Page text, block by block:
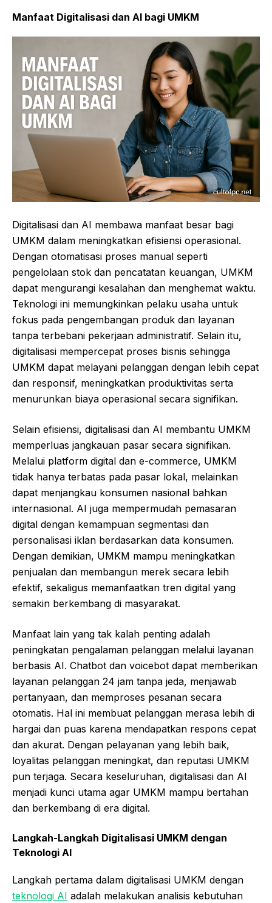
Manfaat Digitalisasi dan AI bagi UMKM
Digitalisasi dan AI membawa manfaat besar bagi
UMKM dalam meningkatkan efisiensi operasional.
Dengan otomatisasi proses manual seperti
pengelolaan stok dan pencatatan keuangan, UMKM
dapat mengurangi kesalahan dan menghemat waktu.
Teknologi ini memungkinkan pelaku usaha untuk
fokus pada pengembangan produk dan layanan
tanpa terbebani pekerjaan administratif. Selain itu,
digitalisasi mempercepat proses bisnis sehingga
UMKM dapat melayani pelanggan dengan lebih cepat
dan responsif, meningkatkan produktivitas serta
menurunkan biaya operasional secara signifikan.
Selain efisiensi, digitalisasi dan AI membantu UMKM
memperluas jangkauan pasar secara signifikan.
Melalui platform digital dan e-commerce, UMKM
tidak hanya terbatas pada pasar lokal, melainkan
dapat menjangkau konsumen nasional bahkan
internasional. AI juga mempermudah pemasaran
digital dengan kemampuan segmentasi dan
personalisasi iklan berdasarkan data konsumen.
Dengan demikian, UMKM mampu meningkatkan
penjualan dan membangun merek secara lebih
efektif, sekaligus memanfaatkan tren digital yang
semakin berkembang di masyarakat.
Manfaat lain yang tak kalah penting adalah
peningkatan pengalaman pelanggan melalui layanan
berbasis AI. Chatbot dan voicebot dapat memberikan
layanan pelanggan 24 jam tanpa jeda, menjawab
pertanyaan, dan memproses pesanan secara
otomatis. Hal ini membuat pelanggan merasa lebih di
hargai dan puas karena mendapatkan respons cepat
dan akurat. Dengan pelayanan yang lebih baik,
loyalitas pelanggan meningkat, dan reputasi UMKM
pun terjaga. Secara keseluruhan, digitalisasi dan AI
menjadi kunci utama agar UMKM mampu bertahan
dan berkembang di era digital.
Langkah-Langkah Digitalisasi UMKM dengan
Teknologi AI
Langkah pertama dalam digitalisasi UMKM dengan
teknologi AI adalah melakukan analisis kebutuhan